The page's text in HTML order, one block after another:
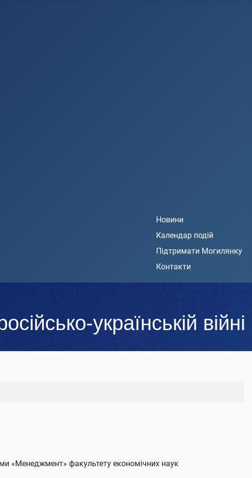
Новини
Календар подій
Підтримати Могилянку
Контакти
українській війні
«Менеджмент» факультету економічних наук